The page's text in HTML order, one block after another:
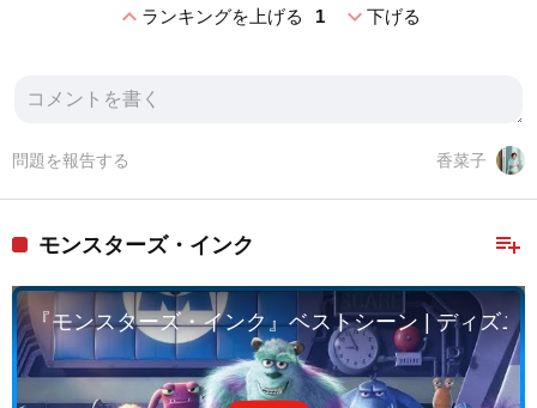
expand_lessランキングを上げる 1 expand_more下げる
香菜子
問題を報告する
playlist_add
モンスターズ・インク
『モンスターズ・インク』ベストシーン | ディズニ